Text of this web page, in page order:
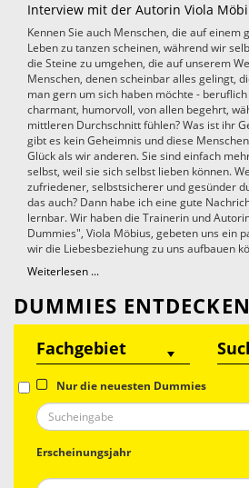
Interview mit der Autorin Viola
Kennen Sie auch Menschen, die auf einem
Leben zu tanzen scheinen, während wir
die Steine zu umgehen, die auf unserem
Menschen, denen scheinbar alles gelingt,
man gern um sich haben möchte -
charmant, humorvoll, von allen begehrt,
mittleren Durchschnitt fühlen? Was ist ihr
gibt es kein Geheimnis und diese
Glück als wir anderen. Sie sind einfach
selbst, weil sie sich selbst lieben können.
zufriedener, selbstsicherer und gesünder
das auch? Dann habe ich eine gute
lernbar. Wir haben die Trainerin und
Dummies", Viola Möbius, gebeten uns ein
wir die Liebesbeziehung zu uns aufbauen
Weiterlesen ...
DUMMIES
Nur die neuesten Dummies
Erscheinungsjahr